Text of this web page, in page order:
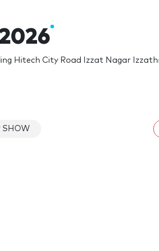
Hitech City Road Izzat Nagar
SHOW